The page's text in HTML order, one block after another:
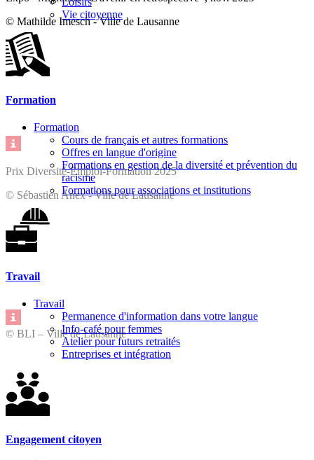
© Mathilde Imesch - Ville de Lausanne
Prix Diversité-Emploi-Formation 2025
© Sébastien Anex - Ville de Lausanne
© BLI – Ville de Lausanne
Vie citoyenne
Formation
Formation
Cours de français et autres formations
Offres en langue d'origine
Formations en gestion de la diversité et prévention du
racisme
Formations pour associations et institutions
Travail
Travail
Permanence d'information dans votre langue
Info-café pour femmes
Atelier pour futurs retraités
Entreprises et intégration
Engagement citoyen